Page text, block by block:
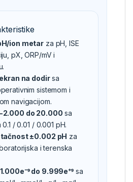
ion metar za pH, ISE
pX, ORP/mV i
na dodirsa
sistemom i
navigacijom.
do 20.000 sa
/ 0.01 / 0.001 pH.
±0.002 pH za
i terenska
do 9.999e⁺⁹sa